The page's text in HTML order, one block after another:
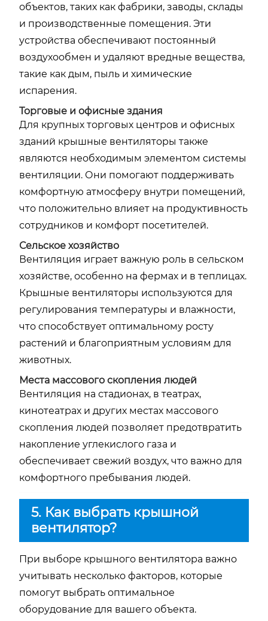
объектов, таких как фабрики, заводы, склады
и производственные помещения. Эти
устройства обеспечивают постоянный
воздухообмен и удаляют вредные вещества,
такие как дым, пыль и химические
испарения.
Торговые и офисные здания
Для крупных торговых центров и офисных
зданий крышные вентиляторы также
являются необходимым элементом системы
вентиляции. Они помогают поддерживать
комфортную атмосферу внутри помещений,
что положительно влияет на продуктивность
сотрудников и комфорт посетителей.
Сельское хозяйство
Вентиляция играет важную роль в сельском
хозяйстве, особенно на фермах и в теплицах.
Крышные вентиляторы используются для
регулирования температуры и влажности,
что способствует оптимальному росту
растений и благоприятным условиям для
животных.
Места массового скопления людей
Вентиляция на стадионах, в театрах,
кинотеатрах и других местах массового
скопления людей позволяет предотвратить
накопление углекислого газа и
обеспечивает свежий воздух, что важно для
комфортного пребывания людей.
5. Как выбрать крышной
вентилятор?
При выборе крышного вентилятора важно
учитывать несколько факторов, которые
помогут выбрать оптимальное
оборудование для вашего объекта.